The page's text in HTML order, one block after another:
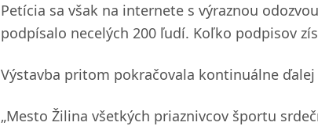
Petícia sa však na internete s výraznou
podpísalo necelých 200 ľudí. Koľko podpisov
Výstavba pritom pokračovala kontinuálne
„Mesto Žilina všetkých priaznivcov športu